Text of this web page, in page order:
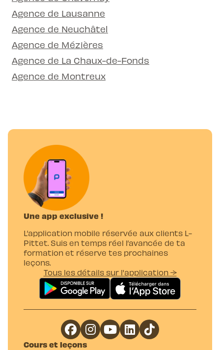
Agence de Lausanne
Agence de Neuchâtel
Agence de Mézières
Agence de La Chaux-de-Fonds
Agence de Montreux
Une app exclusive !
L’application mobile réservée aux clients L-
Pittet. Suis en temps réel l’avancée de ta
formation et réserve tes prochaines
leçons.
Tous les détails sur l'application →
Cours et leçons